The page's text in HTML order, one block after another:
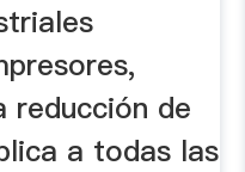
reducción de
a todas las